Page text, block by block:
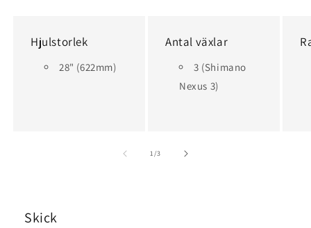
Hjulstorlek
28" (622mm)
Antal växlar
3 (Shimano
Nexus 3)
1/av
3
Skick